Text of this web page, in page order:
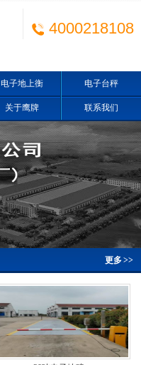
4000218108
电子地上衡 电子台秤
关于鹰牌 联系我们
更多>>